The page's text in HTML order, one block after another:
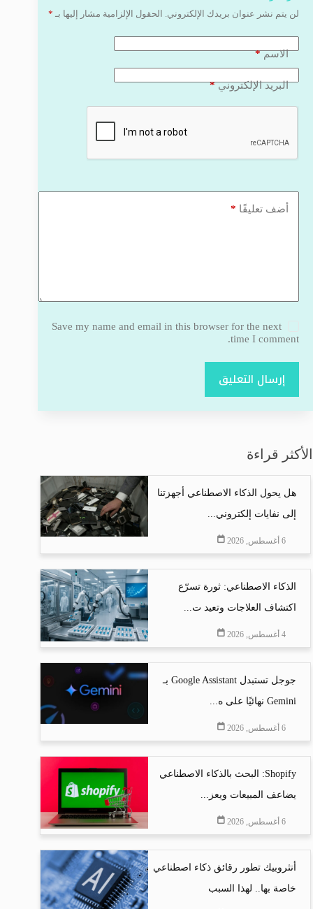
لن يتم نشر عنوان بريدك الإلكتروني. الحقول الإلزامية مشار إليها بـ *
الاسم*
البريد الإلكتروني*
أضف تعليقًا *
Save my name and email in this browser for the next
time I comment.
إرسال التعليق
الأكثر قراءة
هل يحول الذكاء الاصطناعي أجهزتنا
إلى نفايات إلكتروني...
6 أغسطس, 2026
الذكاء الاصطناعي: ثورة تسرّع
اكتشاف العلاجات وتعيد ت...
4 أغسطس, 2026
جوجل تستبدل Google Assistant بـ
Gemini نهائيًا على ه...
6 أغسطس, 2026
Shopify: البحث بالذكاء الاصطناعي
يضاعف المبيعات ويعز...
6 أغسطس, 2026
أنثروبيك تطور رقائق ذكاء اصطناعي
خاصة بها.. لهذا السبب